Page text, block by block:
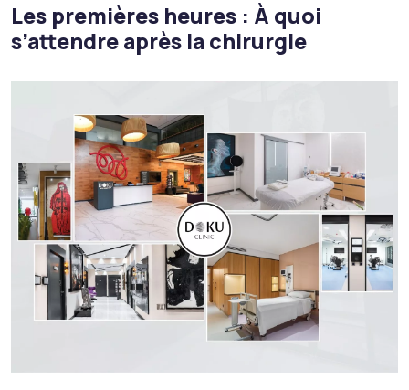
Les premières heures : À quoi
s’attendre après la chirurgie